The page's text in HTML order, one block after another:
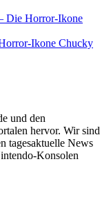
Die Horror-Ikone
Ikone Chucky
und den
hervor. Wir sind
tagesaktuelle News
Konsolen